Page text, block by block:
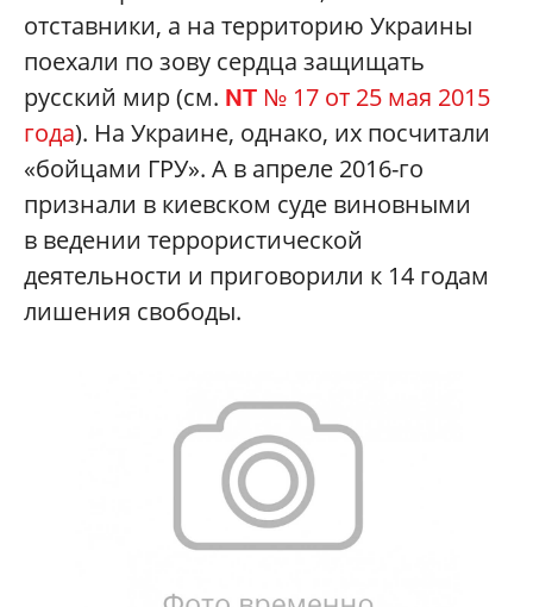
отставники, а на территорию Украины
поехали по зову сердца защищать
русский мир (см. NT № 17 от 25 мая 2015
года). На Украине, однако, их посчитали
«бойцами ГРУ». А в апреле 2016-го
признали в киевском суде виновными
в ведении террористической
деятельности и приговорили к 14 годам
лишения свободы.